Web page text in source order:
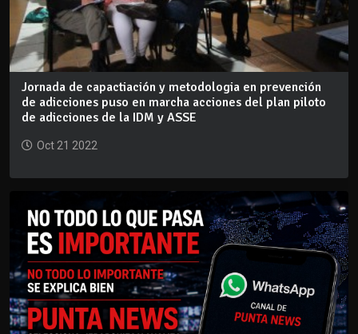
Jornada de capactiación y metodologia en prevención
de adicciones puso en marcha acciones del plan piloto
de adicciones de la IDM y ASSE
Oct 21 2022